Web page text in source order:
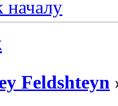
началу
Feldshteyn